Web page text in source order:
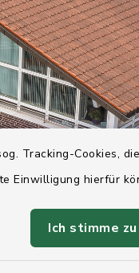
Tracking-Cookies,
Einwilligung hierfür
Ich stimme zu